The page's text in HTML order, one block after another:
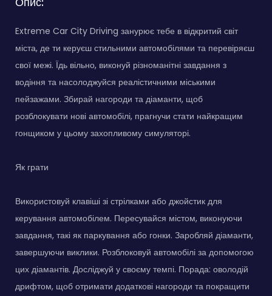
Extreme Car City Driving занурює тебе в відкритий світ
міста, де ти керуєш стильними автомобілями та перевіряєш
свої межі. Їдь вільно, виконуй різноманітні завдання з
водіння та насолоджуйся реалістичними міськими
пейзажами. Збирай нагороди та діаманти, щоб
розблокувати нові автомобілі, прагнучи стати найкращим
гонщиком у цьому захопливому симуляторі.
Як грати
Використовуй клавіші зі стрілками або джойстик для
керування автомобілем. Пересувайся містом, виконуючи
завдання, такі як паркування або гонки. Заробляй діаманти,
завершуючи виклики. Розблоковуй автомобілі за допомогою
цих діамантів. Досліджуй у своєму темпі. Порада: оволодій
дрифтом, щоб отримати додаткові нагороди та покращити